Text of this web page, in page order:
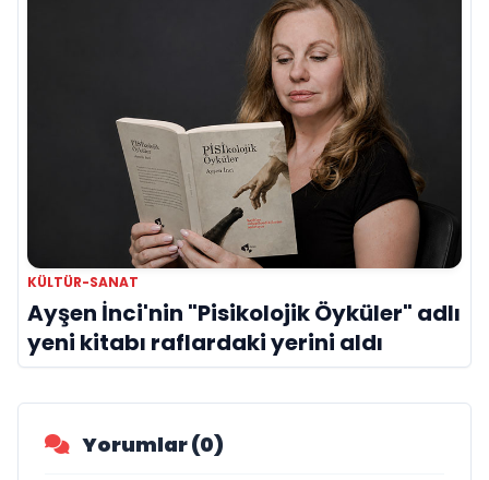
KÜLTÜR-SANAT
Ayşen İnci'nin "Pisikolojik Öyküler" adlı
yeni kitabı raflardaki yerini aldı
Yorumlar (0)